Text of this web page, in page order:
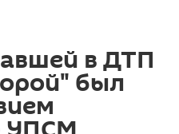
в ДТП
был